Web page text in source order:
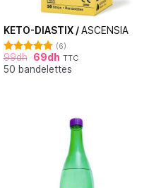
KETO-DIASTIX /ASCENSIA
Note5.00
sur 5
(6)
99dh 69dh TTC
50 bandelettes